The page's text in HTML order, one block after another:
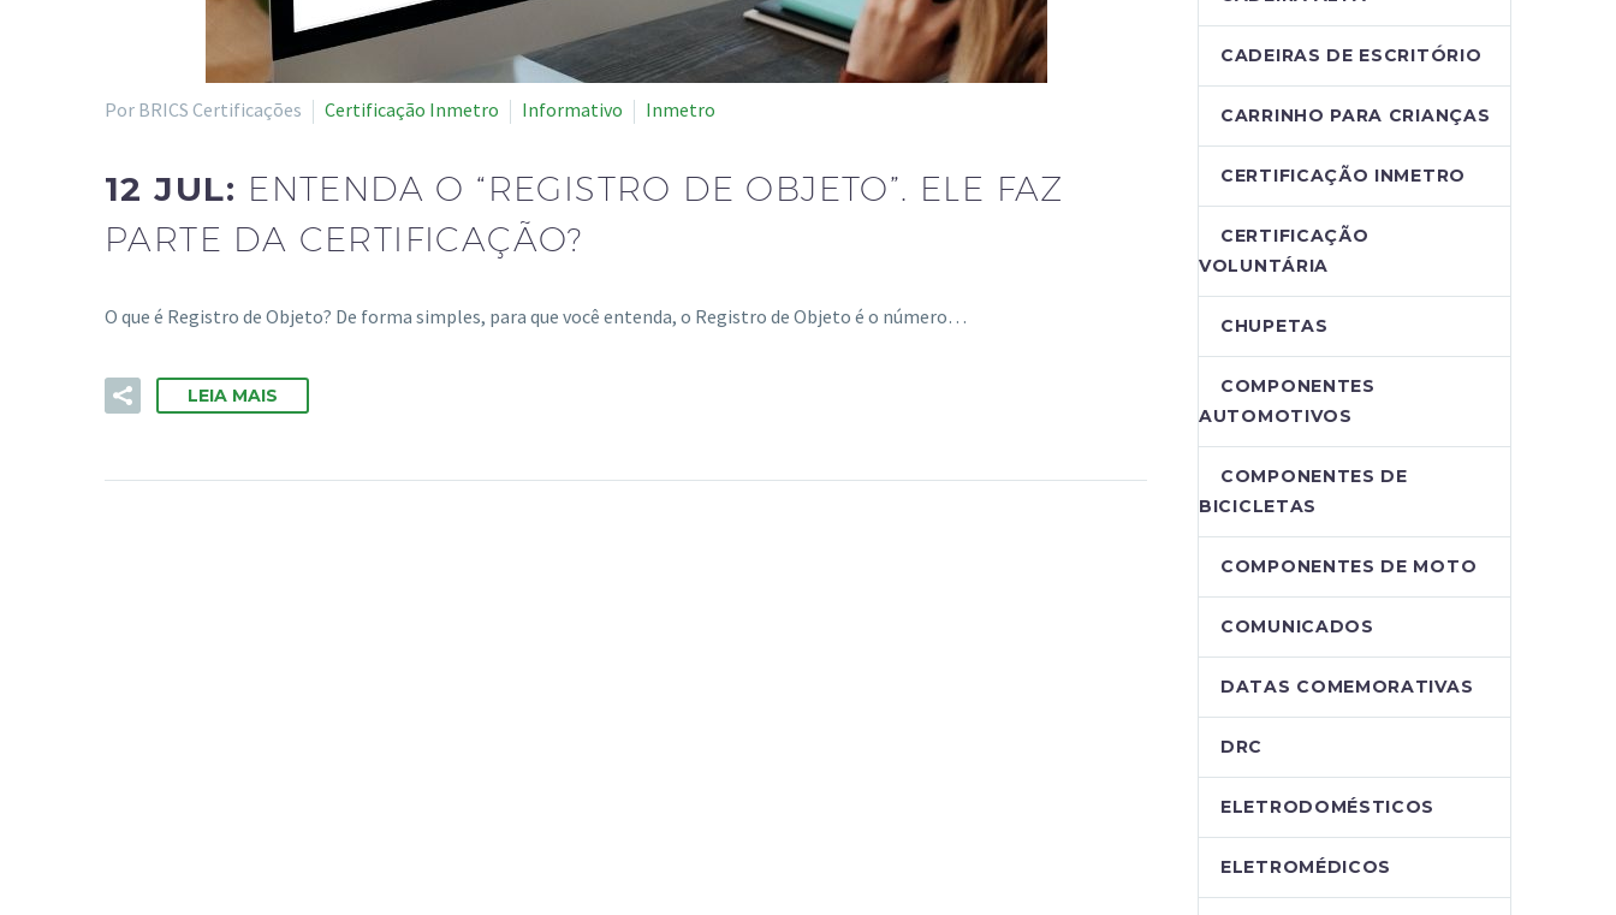
Por BRICS Certificações Certificação Inmetro Informativo Inmetro
12 JUL: ENTENDA O “REGISTRO DE OBJETO”. ELE FAZ
PARTE DA CERTIFICAÇÃO?
O que é Registro de Objeto? De forma simples, para que você entenda, o Registro de Objeto é o número…
LEIA MAIS
CADEIRAS DE ESCRITÓRIO
CARRINHO PARA CRIANÇAS
CERTIFICAÇÃO INMETRO
CERTIFICAÇÃO
VOLUNTÁRIA
CHUPETAS
COMPONENTES
AUTOMOTIVOS
COMPONENTES DE
BICICLETAS
COMPONENTES DE MOTO
COMUNICADOS
DATAS COMEMORATIVAS
DRC
ELETRODOMÉSTICOS
ELETROMÉDICOS